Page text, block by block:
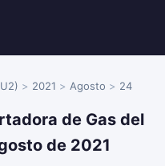
2021 Agosto 24
de Gas del
de 2021